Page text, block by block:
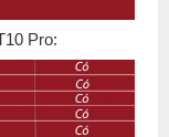
Pro: